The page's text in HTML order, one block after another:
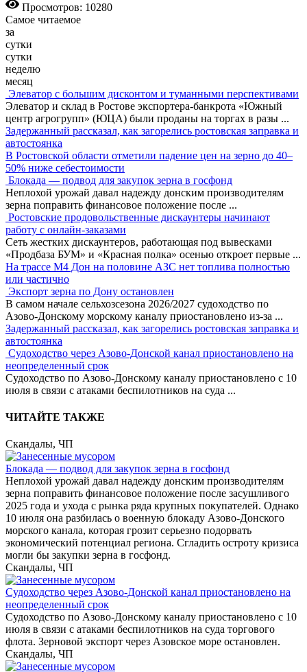
Просмотров: 10280
Самое читаемое
за
сутки
сутки
неделю
месяц
Элеватор с большим дисконтом и туманными перспективами
Элеватор и склад в Ростове экспортера-банкрота «Южный
центр агрогрупп» (ЮЦА) были проданы на торгах в разы ...
Задержанный рассказал, как загорелись ростовская заправка и
автостоянка
В Ростовской области отметили падение цен на зерно до 40–
50% ниже себестоимости
Блокада — подвод для закупок зерна в госфонд
Неплохой урожай давал надежду донским производителям
зерна поправить финансовое положение после ...
Ростовские продовольственные дискаунтеры начинают
работу с онлайн-заказами
Сеть жестких дискаунтеров, работающая под вывесками
«Продбаза БУМ» и «Красная полка» осенью откроет первые ...
На трассе М4 Дон на половине АЗС нет топлива полностью
или частично
Экспорт зерна по Дону остановлен
В самом начале сельхозсезона 2026/2027 судоходство по
Азово-Донскому морскому каналу приостановлено из-за ...
Задержанный рассказал, как загорелись ростовская заправка и
автостоянка
Судоходство через Азово-Донской канал приостановлено на
неопределенный срок
Судоходство по Азово-Донскому каналу приостановлено с 10
июля в связи с атаками беспилотников на суда ...
ЧИТАЙТЕ ТАКЖЕ
Скандалы, ЧП
Блокада — подвод для закупок зерна в госфонд
Неплохой урожай давал надежду донским производителям
зерна поправить финансовое положение после засушливого
2025 года и ухода с рынка ряда крупных покупателей. Однако
10 июля она разбилась о военную блокаду Азово-Донского
морского канала, которая грозит серьезно подорвать
экономический потенциал региона. Сгладить остроту кризиса
могли бы закупки зерна в госфонд.
Скандалы, ЧП
Судоходство через Азово-Донской канал приостановлено на
неопределенный срок
Судоходство по Азово-Донскому каналу приостановлено с 10
июля в связи с атаками беспилотников на суда торгового
флота. Зерновой экспорт через Азовское море остановлен.
Скандалы, ЧП